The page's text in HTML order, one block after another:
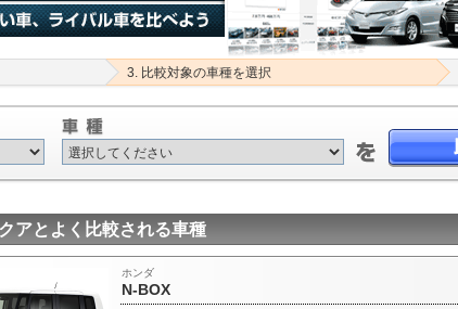
3. 比較対象の車種を選択
アとよく比較される車種
N-BOX
ホンダ